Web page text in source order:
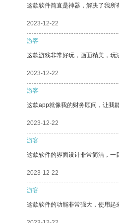
这款软件简直是神器，解决了我所
2023-12-22
游客
这款游戏非常好玩，画面精美，
2023-12-22
游客
这款app就像我的财务顾问，让我
2023-12-22
游客
这款软件的界面设计非常简洁，一
2023-12-22
游客
这款软件的功能非常强大，使用起